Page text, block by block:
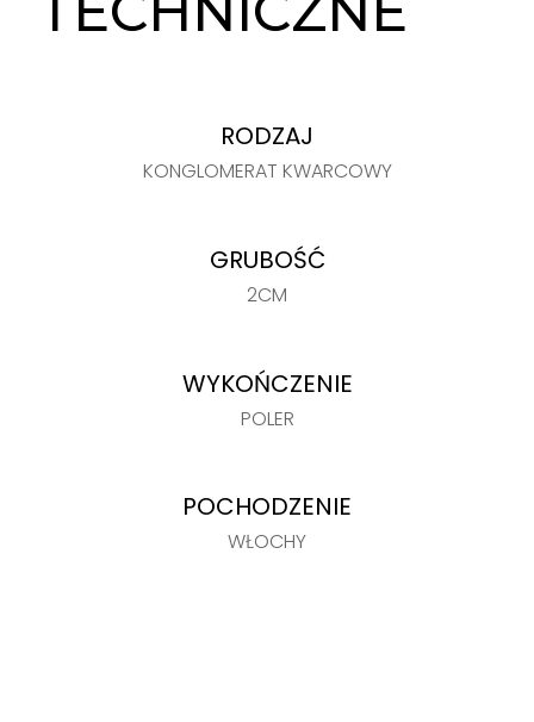
RODZAJ
KONGLOMERAT KWARCOWY
GRUBOŚĆ
2CM
WYKOŃCZENIE
POLER
POCHODZENIE
WŁOCHY